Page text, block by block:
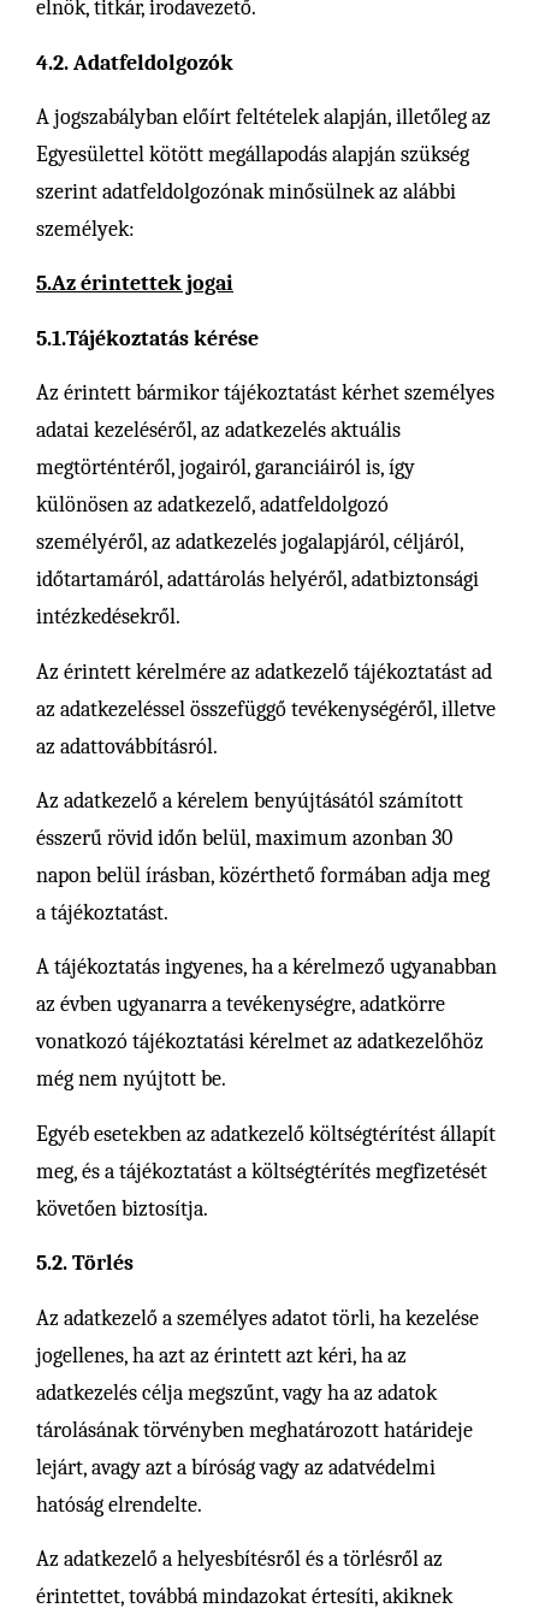
elnök, titkár, irodavezető.
4.2. Adatfeldolgozók
A jogszabályban előírt feltételek alapján, illetőleg az
Egyesülettel kötött megállapodás alapján szükség
szerint adatfeldolgozónak minősülnek az alábbi
személyek:
5.Az érintettek jogai
5.1.Tájékoztatás kérése
Az érintett bármikor tájékoztatást kérhet személyes
adatai kezeléséről, az adatkezelés aktuális
megtörténtéről, jogairól, garanciáiról is, így
különösen az adatkezelő, adatfeldolgozó
személyéről, az adatkezelés jogalapjáról, céljáról,
időtartamáról, adattárolás helyéről, adatbiztonsági
intézkedésekről.
Az érintett kérelmére az adatkezelő tájékoztatást ad
az adatkezeléssel összefüggő tevékenységéről, illetve
az adattovábbításról.
Az adatkezelő a kérelem benyújtásától számított
ésszerű rövid időn belül, maximum azonban 30
napon belül írásban, közérthető formában adja meg
a tájékoztatást.
A tájékoztatás ingyenes, ha a kérelmező ugyanabban
az évben ugyanarra a tevékenységre, adatkörre
vonatkozó tájékoztatási kérelmet az adatkezelőhöz
még nem nyújtott be.
Egyéb esetekben az adatkezelő költségtérítést állapít
meg, és a tájékoztatást a költségtérítés megfizetését
követően biztosítja.
5.2. Törlés
Az adatkezelő a személyes adatot törli, ha kezelése
jogellenes, ha azt az érintett azt kéri, ha az
adatkezelés célja megszűnt, vagy ha az adatok
tárolásának törvényben meghatározott határideje
lejárt, avagy azt a bíróság vagy az adatvédelmi
hatóság elrendelte.
Az adatkezelő a helyesbítésről és a törlésről az
érintettet, továbbá mindazokat értesíti, akiknek